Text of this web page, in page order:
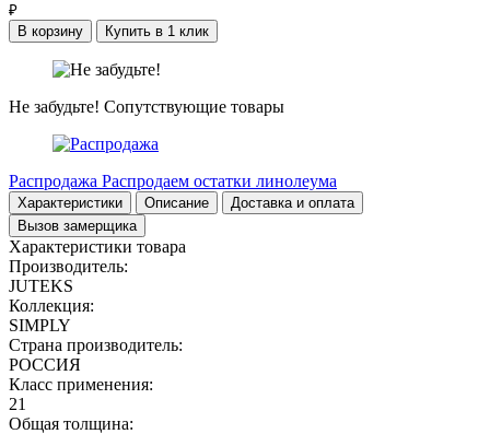
₽
В корзину
Купить в 1 клик
Не забудьте! Сопутствующие товары
Распродажа Распродаем остатки линолеума
Характеристики Описание
Доставка и оплата
Вызов замерщика
Характеристики товара
Производитель:
JUTEKS
Коллекция:
SIMPLY
Страна производитель:
РОССИЯ
Класс применения:
21
Общая толщина: